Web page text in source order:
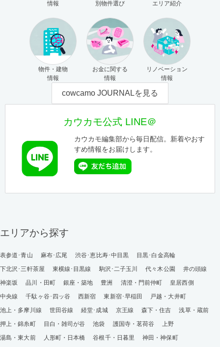
情報 別物件選び エリア紹介
物件・建物
情報
お金に関する
情報
リノベーション
情報
cowcamo JOURNALを見る
カウカモ公式 LINE＠
カウカモ編集部から毎日配信。新着やおす
すめ情報をお届けします。
エリアから探す
表参道･青山 麻布･広尾 渋谷･恵比寿･中目黒
目黒･白金高輪
下北沢･三軒茶屋
東横線･目黒線 駒沢･二子玉川 代々木公園
井の頭線
神楽坂
品川・田町 銀座・築地 豊洲 清澄・門前仲町
皇居西側
中央線
千駄ヶ谷･四ッ谷 西新宿 東新宿･早稲田
戸越・大井町
池上・多摩川線
世田谷線 経堂･成城 京王線 森下・住吉
浅草・蔵前
押上・錦糸町
目白・雑司が谷 池袋 護国寺・茗荷谷
上野
湯島・東大前
人形町・日本橋 谷根千・日暮里
神田・神保町